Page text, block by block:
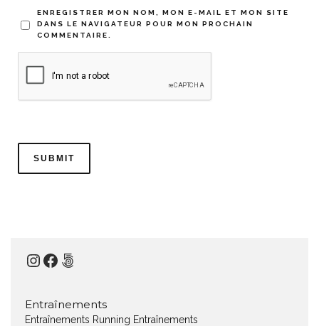
ENREGISTRER MON NOM, MON E-MAIL ET MON SITE
DANS LE NAVIGATEUR POUR MON PROCHAIN
COMMENTAIRE.
Instagram
Facebook
500px
Entraînements
Entraînements Running Entraînements